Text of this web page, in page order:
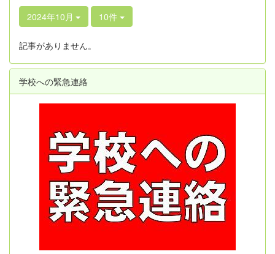
2024年10月 10件
記事がありません。
学校への緊急連絡